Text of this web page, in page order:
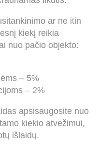
ar ne itin
kiekį reikia
nuo pačio objekto:
– 5%
– 2%
apsisaugosite nuo
kiekio atvežimui,
išlaidų.